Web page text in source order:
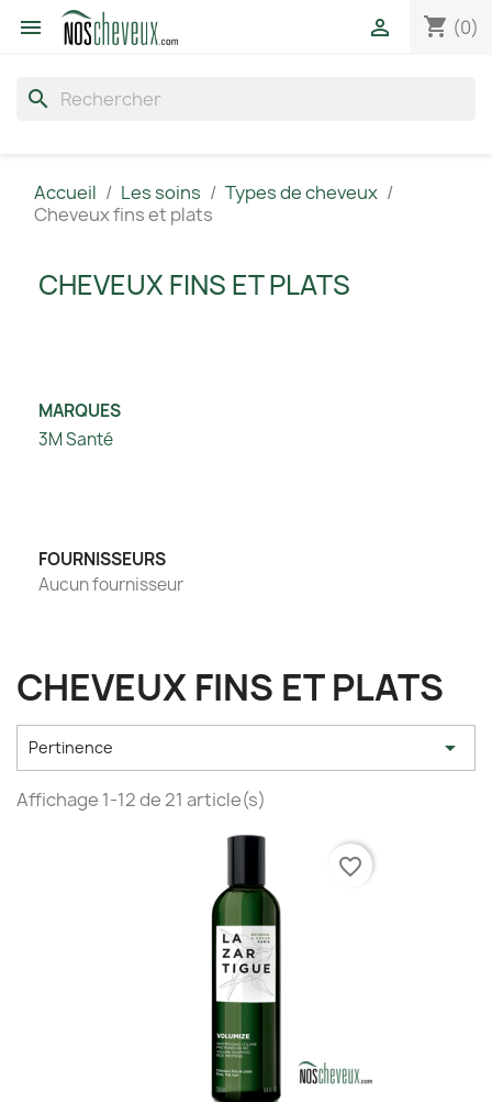
 shopping_cart (0)

search
Accueil Les soins
Types de cheveux
Cheveux fins et plats
CHEVEUX FINS ET PLATS
MARQUES
3M Santé
FOURNISSEURS
Aucun fournisseur
CHEVEUX FINS ET PLATS
Pertinence 
Affichage 1-12 de 21 article(s)
favorite_border